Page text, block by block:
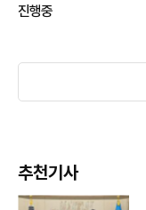
진행중
추천기사